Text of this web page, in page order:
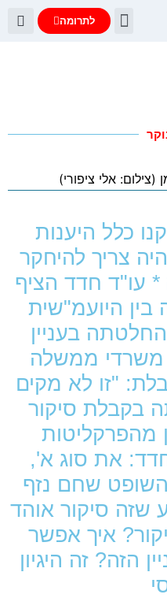
לתרומה
כלל היענות
צריך להיחקר
עו"ד חדד הציף
היועמ"שית
בעניין
משרדי ממשלה
"זו לא מקים
בקבלת סיקור
מהפרקליטות
את סוג א',
שחם נזף
שזה סיקור אוהד
איך אפשר
הזה? זה היגיון